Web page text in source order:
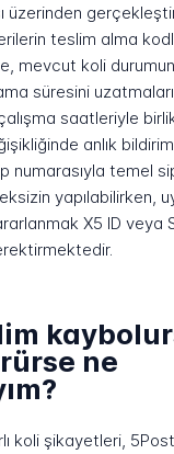
üzerinden
teslim alma
mevcut koli
süresini
saatleriyle
anlık
numarasıyla temel
yapılabilirken,
X5 ID veya
ne
koli şikayetleri,